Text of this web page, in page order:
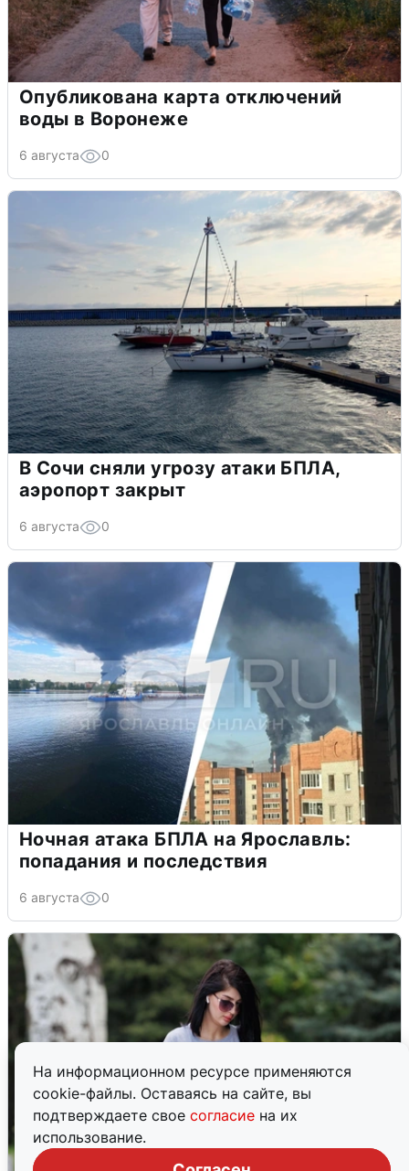
На информационном ресурсе применяются
cookie-файлы. Оставаясь на сайте, вы
подтверждаете свое согласие на их
использование.
Опубликована карта отключений
воды в Воронеже
6 августа 0
В Сочи сняли угрозу атаки БПЛА,
аэропорт закрыт
6 августа 0
Ночная атака БПЛА на Ярославль:
попадания и последствия
6 августа 0